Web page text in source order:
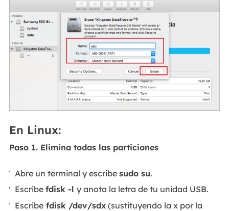
En Linux:
Paso 1. Elimina todas las particiones
Abre un terminal y escribesudo su.
Escribefdisk -ly anota la letra de tu unidad USB.
Escribe fdisk /dev/sdx (sustituyendo la x por la